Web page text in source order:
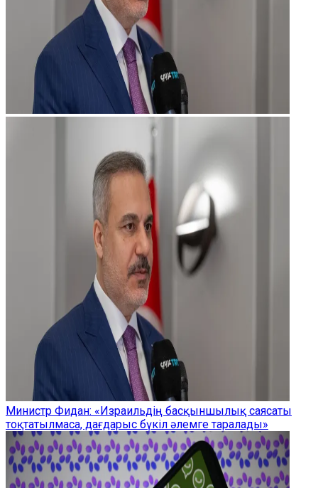
Министр Фидан: «Израильдің басқыншылық саясаты
тоқтатылмаса, дағдарыс бүкіл әлемге таралады»